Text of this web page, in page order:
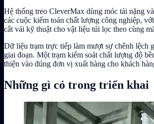
Hệ thống treo CleverMax dùng móc tải nặng
các cuộc kiểm toán chất lượng công nghiệp,
cắt vải kỹ thuật cho vật liệu túi lọc theo cùng
Dữ liệu trạm trực tiếp làm mượt sự chênh lệch
giai đoạn. Một trạm kiểm soát chất lượng độ
thiện vào đúng đơn vị xuất hàng cho khách
Những gì có trong triển khai